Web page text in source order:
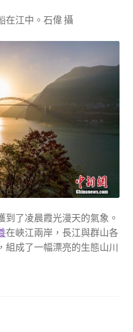
在江中。石偉 攝
了凌晨霞光漫天的氣象。
在峽江兩岸，長江與群山各
組成了一幅漂亮的生態山川